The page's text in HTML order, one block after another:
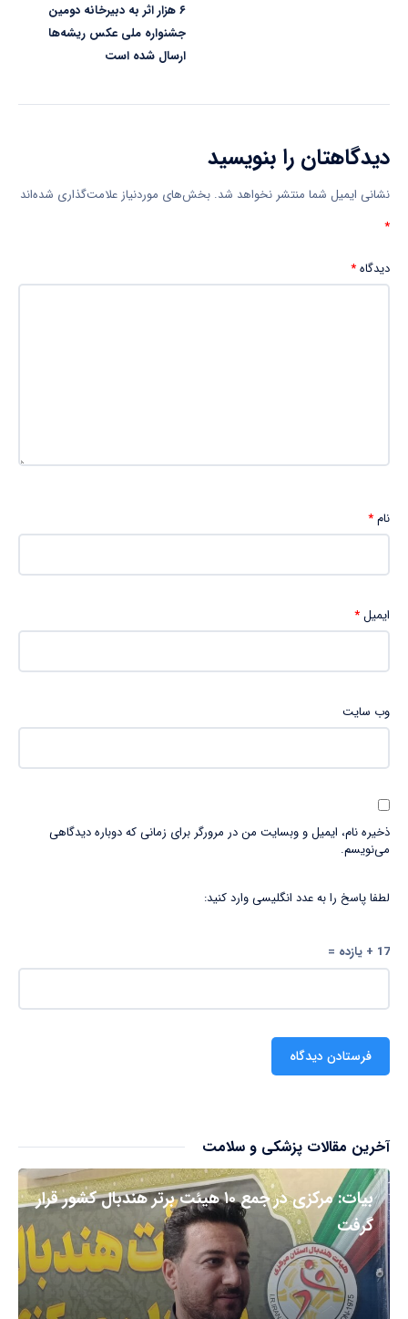
۶ هزار اثر به دبیرخانه دومین
جشنواره ملی عکس ریشه‌ها
ارسال شده است
دیدگاهتان را بنویسید
نشانی ایمیل شما منتشر نخواهد شد. بخش‌های موردنیاز علامت‌گذاری شده‌اند
*
دیدگاه*
نام*
ایمیل*
وب‌ سایت
ذخیره نام، ایمیل و وبسایت من در مرورگر برای زمانی که دوباره دیدگاهی
می‌نویسم.
لطفا پاسخ را به عدد انگلیسی وارد کنید:
17 + یازده =
آخرین مقالات پزشکی و سلامت
بیات: مرکزی در جمع ۱۰ هیئت برتر هندبال کشور قرار
گرفت